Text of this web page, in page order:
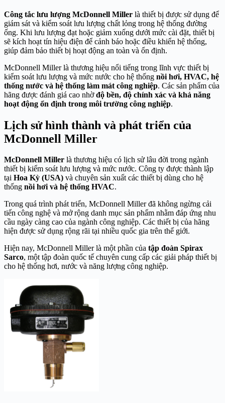
Công tắc lưu lượng McDonnell Miller là thiết bị được sử dụng để
giám sát và kiểm soát lưu lượng chất lỏng trong hệ thống đường
ống. Khi lưu lượng đạt hoặc giảm xuống dưới mức cài đặt, thiết bị
sẽ kích hoạt tín hiệu điện để cảnh báo hoặc điều khiển hệ thống,
giúp đảm bảo thiết bị hoạt động an toàn và ổn định.
McDonnell Miller là thương hiệu nổi tiếng trong lĩnh vực thiết bị
kiểm soát lưu lượng và mức nước cho hệ thống nồi hơi, HVAC, hệ
thống nước và hệ thống làm mát công nghiệp. Các sản phẩm của
hãng được đánh giá cao nhờđộ bền, độ chính xác và khả năng
hoạt động ổn định trong môi trường công nghiệp.
Lịch sử hình thành và phát triển của
McDonnell Miller
McDonnell Miller là thương hiệu có lịch sử lâu đời trong ngành
thiết bị kiểm soát lưu lượng và mức nước. Công ty được thành lập
tại Hoa Kỳ (USA) và chuyên sản xuất các thiết bị dùng cho hệ
thống nồi hơi và hệ thống HVAC.
Trong quá trình phát triển, McDonnell Miller đã không ngừng cải
tiến công nghệ và mở rộng danh mục sản phẩm nhằm đáp ứng nhu
cầu ngày càng cao của ngành công nghiệp. Các thiết bị của hãng
hiện được sử dụng rộng rãi tại nhiều quốc gia trên thế giới.
Hiện nay, McDonnell Miller là một phần của tập đoàn Spirax
Sarco, một tập đoàn quốc tế chuyên cung cấp các giải pháp thiết bị
cho hệ thống hơi, nước và năng lượng công nghiệp.